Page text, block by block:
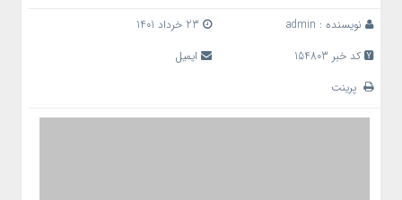
نویسنده : admin
کد خبر 154803
ایمیل
پرینت